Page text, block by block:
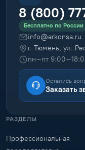
8 (800)
Бесплатно по России
info@arkonsa.ru
г. Тюмень, ул.
пн–пт
Остались
Заказать
РАЗДЕЛЫ
Профессиональная